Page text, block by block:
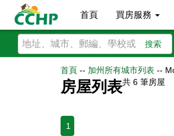
首頁 買房服務
搜索
首頁 -- 加州所有城市列表 --
房屋列表共 6 筆房屋
1